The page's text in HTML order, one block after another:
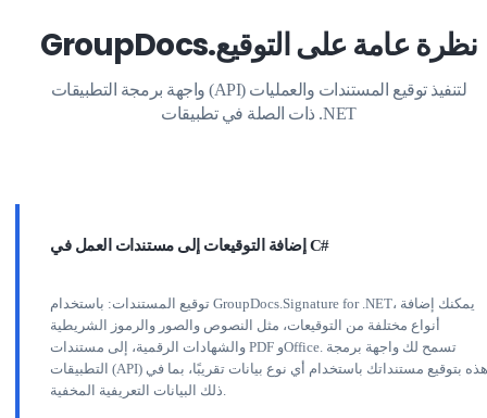
GroupDocs.نظرة عامة على التوقيع
واجهة برمجة التطبيقات (API) لتنفيذ توقيع المستندات والعمليات
ذات الصلة في تطبيقات .NET
إضافة التوقيعات إلى مستندات العمل في C#
توقيع المستندات: باستخدام GroupDocs.Signature for .NET، يمكنك إضافة
أنواع مختلفة من التوقيعات، مثل النصوص والصور والرموز الشريطية
والشهادات الرقمية، إلى مستندات PDF وOffice. تسمح لك واجهة برمجة
التطبيقات (API) هذه بتوقيع مستنداتك باستخدام أي نوع بيانات تقريبًا، بما في